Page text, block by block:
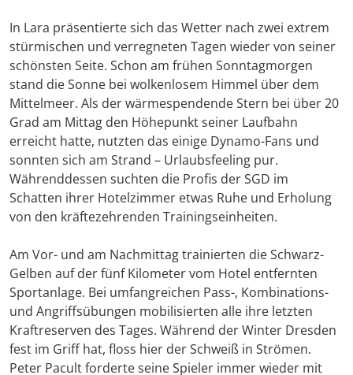
In Lara präsentierte sich das Wetter nach zwei extrem
stürmischen und verregneten Tagen wieder von seiner
schönsten Seite. Schon am frühen Sonntagmorgen
stand die Sonne bei wolkenlosem Himmel über dem
Mittelmeer. Als der wärmespendende Stern bei über 20
Grad am Mittag den Höhepunkt seiner Laufbahn
erreicht hatte, nutzten das einige Dynamo-Fans und
sonnten sich am Strand – Urlaubsfeeling pur.
Währenddessen suchten die Profis der SGD im
Schatten ihrer Hotelzimmer etwas Ruhe und Erholung
von den kräftezehrenden Trainingseinheiten.
Am Vor- und am Nachmittag trainierten die Schwarz-
Gelben auf der fünf Kilometer vom Hotel entfernten
Sportanlage. Bei umfangreichen Pass-, Kombinations-
und Angriffsübungen mobilisierten alle ihre letzten
Kraftreserven des Tages. Während der Winter Dresden
fest im Griff hat, floss hier der Schweiß in Strömen.
Peter Pacult forderte seine Spieler immer wieder mit